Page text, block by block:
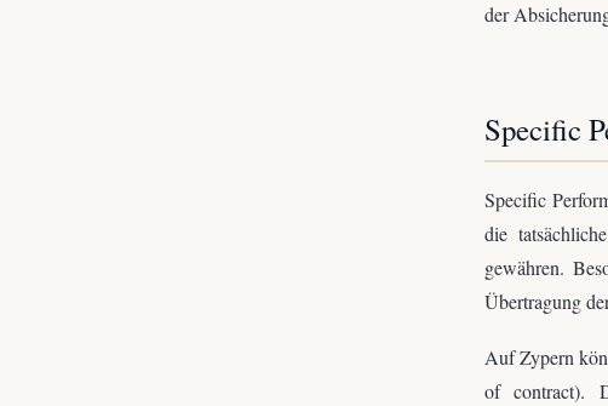
der
Specific
Specific
die
gewähren.
Übertragung
Auf Zypern
of contract).